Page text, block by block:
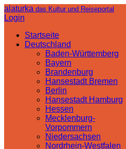
alaturka das Kultur und Reiseportal
Login
Startseite
Deutschland
Baden-Württemberg
Bayern
Brandenburg
Hansestadt Bremen
Berlin
Hansestadt Hamburg
Hessen
Mecklenburg-
Vorpommern
Niedersachsen
Nordrhein-Westfalen